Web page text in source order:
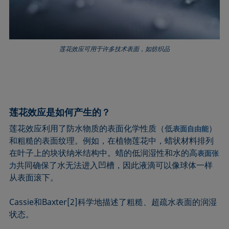
莲花效应可用于许多技术表面，如纺织品
莲花效应是如何产生的？
莲花效应利用了防水物质的表面化学性质（低表面自由能）
和粗糙的表面纹理。例如，在植物莲花中，蜡状材料排列
在叶子上的块状纳米结构中。蜡的低润湿性和水的高表面张
力共同确保了水无法进入凹槽，因此液滴可以像球体一样
从表面滚下。
Cassie和Baxter[2]科学地描述了粗糙、超疏水表面的润湿
状态。